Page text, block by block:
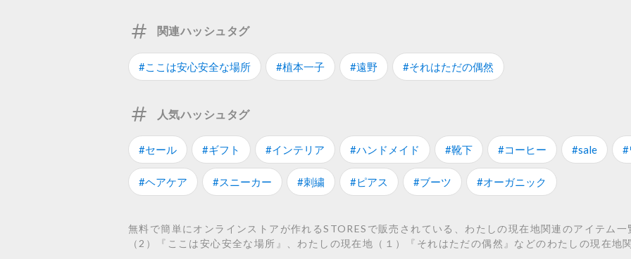
関連ハッシュタグ
#ここは安心安全な場所 #植本一子 #遠野 #それはただの偶然
人気ハッシュタグ
#セール #ギフト #インテリア #ハンドメイド #靴下 #コーヒー #sale #
#ヘアケア #スニーカー #刺繍 #ピアス #ブーツ #オーガニック
無料で簡単にオンラインストアが作れるSTORESで販売されている、わたしの現在地関連のアイテム
（2）『ここは安心安全な場所』、わたしの現在地（１）『それはただの偶然』などのわたしの現在地